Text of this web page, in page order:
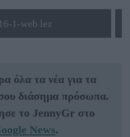
1-web lez
όλα τα νέα για τα
διάσημα πρόσωπα.
το JennyGr στο
News.